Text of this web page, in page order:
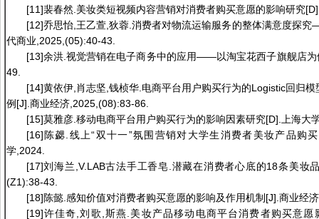
[11]裴春然.美妆类短视频内容营销对消费者购买意愿的影响研究
[12]乔思怡,王乙萱,狄蓉.消费者对物流运输服务的整体满意度探
代商业,2025,(05):40-43.
[13]余洪.视觉营销在电子商务中的应用——以淘宝花西子旗舰店
49.
[14]黄依伊,肖志坚,钱桢华.电商平台用户购买行为的Logistic回归
例[J].商业经济,2025,(08):83-86.
[15]莫雅彦.移动电商平台用户购买行为的影响因素研究[D].上海大
[16]陈勰.线上“双十一”氛围营销对大学生消费者美妆产品购
学,2024.
[17]刘海兰,V.LAB古法手工香皂.潜藏在消费者心底的18条美妆
(Z1):38-43.
[18]陈懿.感知价值对消费者购买意愿的影响及作用机制[J].商业经
[19]许佳奇,刘歌,斯燕.美妆产品移动电商平台消费者购买意愿